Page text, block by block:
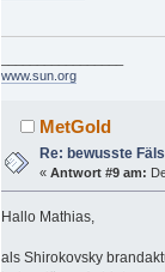
www.sun.org
MetGold
Re: bewusste
«Antwort #9 am:
Hallo Mathias,
als Shirokovsky